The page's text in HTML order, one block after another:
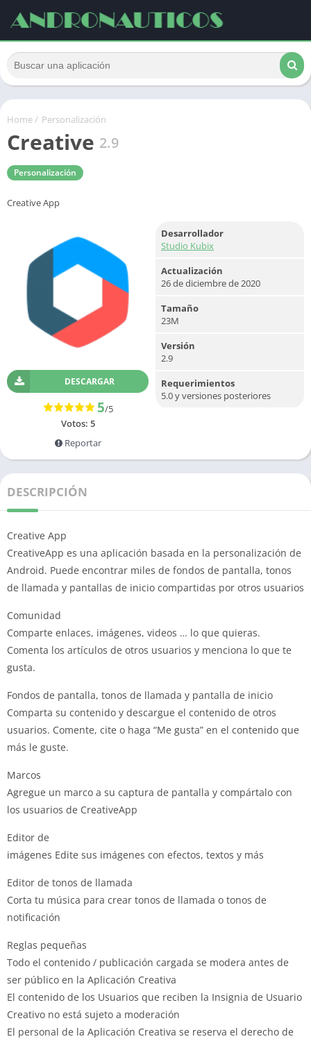
Home/ Personalización
Creative 2.9
Personalización
Creative App
DESCARGAR
5/5
Votos: 5
Reportar
Desarrollador
Studio Kubix
Actualización
26 de diciembre de 2020
Tamaño
23M
Versión
2.9
Requerimientos
5.0 y versiones posteriores
DESCRIPCIÓN
Creative App
CreativeApp es una aplicación basada en la personalización de
Android. Puede encontrar miles de fondos de pantalla, tonos
de llamada y pantallas de inicio compartidas por otros usuarios
Comunidad
Comparte enlaces, imágenes, videos … lo que quieras.
Comenta los artículos de otros usuarios y menciona lo que te
gusta.
Fondos de pantalla, tonos de llamada y pantalla de inicio
Comparta su contenido y descargue el contenido de otros
usuarios. Comente, cite o haga “Me gusta” en el contenido que
más le guste.
Marcos
Agregue un marco a su captura de pantalla y compártalo con
los usuarios de CreativeApp
Editor de
imágenes Edite sus imágenes con efectos, textos y más
Editor de tonos de llamada
Corta tu música para crear tonos de llamada o tonos de
notificación
Reglas pequeñas
Todo el contenido / publicación cargada se modera antes de
ser público en la Aplicación Creativa
El contenido de los Usuarios que reciben la Insignia de Usuario
Creativo no está sujeto a moderación
El personal de la Aplicación Creativa se reserva el derecho de